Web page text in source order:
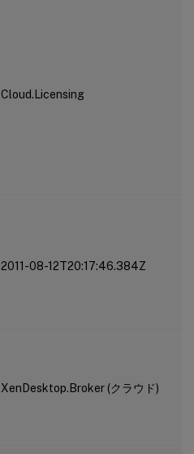
Cloud.Licensing
2011-08-12T20:17:46.384Z
XenDesktop.Broker (クラウド)